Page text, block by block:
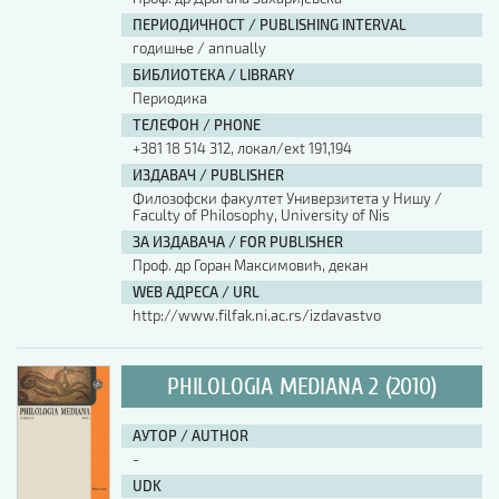
ПЕРИОДИЧНОСТ / PUBLISHING INTERVAL
годишње / annually
БИБЛИОТЕКА / LIBRARY
Периодика
ТЕЛЕФОН / PHONE
+381 18 514 312, локал/ext 191,194
ИЗДАВАЧ / PUBLISHER
Филозофски факултет Универзитета у Нишу /
Faculty of Philosophy, University of Nis
ЗА ИЗДАВАЧА / FOR PUBLISHER
Проф. др Горан Максимовић, декан
WEB АДРЕСА / URL
http://www.filfak.ni.ac.rs/izdavastvo
PHILOLOGIA MEDIANA 2 (2010)
АУТОР / AUTHOR
-
UDK